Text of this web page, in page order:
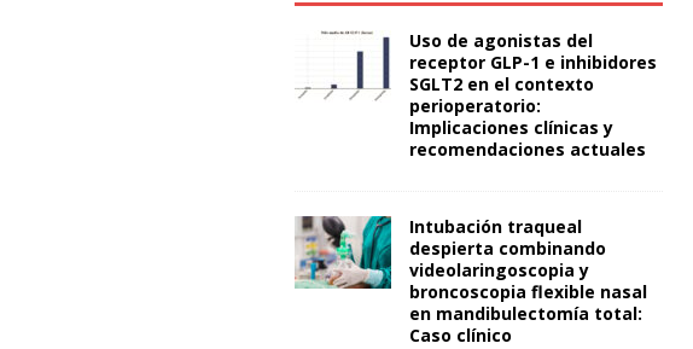
Uso de agonistas del
receptor GLP-1 e inhibidores
SGLT2 en el contexto
perioperatorio:
Implicaciones clínicas y
recomendaciones actuales
Intubación traqueal
despierta combinando
videolaringoscopia y
broncoscopia flexible nasal
en mandibulectomía total:
Caso clínico